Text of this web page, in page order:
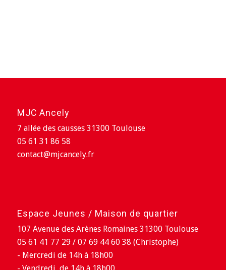
MJC Ancely
7 allée des causses 31300 Toulouse
05 61 31 86 58
contact@mjcancely.fr
Espace Jeunes / Maison de quartier
107 Avenue des Arènes Romaines 31300 Toulouse
05 61 41 77 29 / 07 69 44 60 38 (Christophe)
- Mercredi de 14h à 18h00